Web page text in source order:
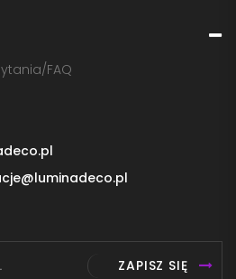
FAQ
ZAPISZ SIĘ